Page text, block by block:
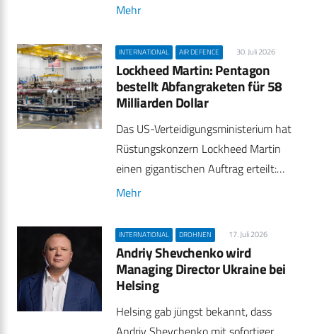
Mehr
INTERNATIONAL AIR DEFENCE 30. Juli 2026
Lockheed Martin: Pentagon
bestellt Abfangraketen für 58
Milliarden Dollar
Das US-Verteidigungsministerium hat
Rüstungskonzern Lockheed Martin
einen gigantischen Auftrag erteilt:…
Mehr
INTERNATIONAL DROHNEN 17. Juli 2026
Andriy Shevchenko wird
Managing Director Ukraine bei
Helsing
Helsing gab jüngst bekannt, dass